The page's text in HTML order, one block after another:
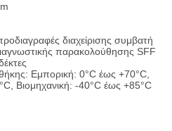
διαχείρισης συμβατή
παρακολούθησης SFF
Εμπορική: 0°C έως +70°C,
Βιομηχανική: -40°C έως +85°C